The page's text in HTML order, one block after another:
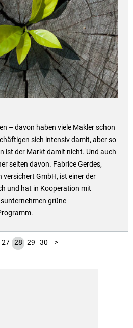
– davon haben viele Makler schon
sich intensiv damit, aber so
ist der Markt damit nicht. Und auch
selten davon. Fabrice Gerdes,
GmbH, ist einer der
und hat in Kooperation mit
grüne
27 28 29 30 >